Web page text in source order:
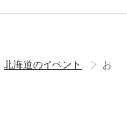
北海道のイベント
お